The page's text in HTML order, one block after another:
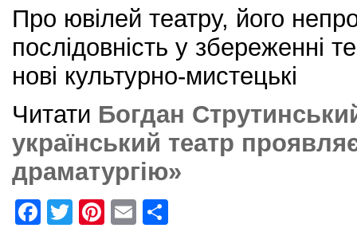
Про ювілей театру, його
послідовність у збереженні
нові культурно-мистецькі
Читати Богдан
український театр
драматургію»
F
T
Pi
E